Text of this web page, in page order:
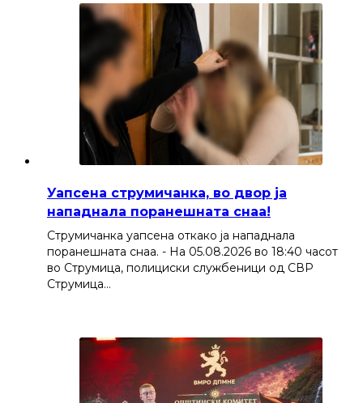
Уапсена струмичанка, во двор ја
нападнала поранешната снаа!
Струмичанка уапсена откако ја нападнала
поранешната снаа. - На 05.08.2026 во 18:40 часот
во Струмица, полициски службеници од СВР
Струмица…